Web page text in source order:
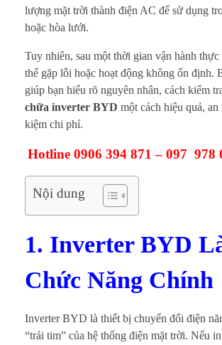
lượng mặt trời thành điện AC để sử dụng
hoặc hòa lưới.
Tuy nhiên, sau một thời gian vận hành
thể gặp lỗi hoặc hoạt động không ổn định.
giúp bạn hiểu rõ nguyên nhân, cách kiểm
chữa inverter BYD một cách hiệu quả, an
kiệm chi phí.
Hotline 0906 394 871 – 097 978
Nội dung
1. Inverter BYD
Chức Năng Chính
Inverter BYD là thiết bị chuyển đổi điện
“trái tim” của hệ thống điện mặt trời. Nếu